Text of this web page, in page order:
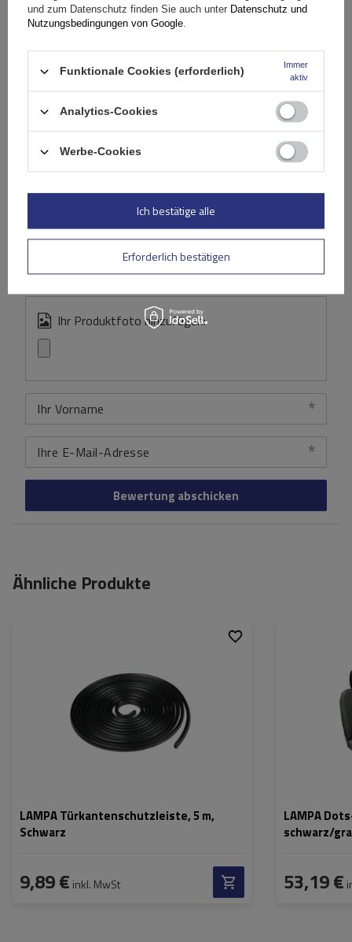
Bewertungen
Ihre Bewertung schreiben
Inhalt Ihrer Bewertung
Ihr Produktfoto hinzufügen:
Ihr Vorname
Ihre E-Mail-Adresse
Bewertung abschicken
Ähnliche Produkte
LAMPA Türkantenschutzleiste, 5 m,
Schwarz
9,89 € inkl. MwSt
LAMPA
schwarz/
53,19 €
und zum Datenschutz finden Sie auch unter Datenschutz und
Nutzungsbedingungen von Google.
Funktionale Cookies (erforderlich)
Immer
aktiv
Analytics-Cookies
Werbe-Cookies
Erforderlich bestätigen
Ich bestätige alle